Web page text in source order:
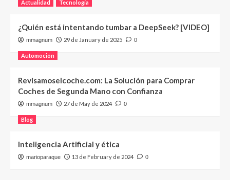
Actualidad Tecnología
¿Quién está intentando tumbar a DeepSeek? [VIDEO]
mmagnum 29 de January de 2025 0
Automoción
Revisamoselcoche.com: La Solución para Comprar
Coches de Segunda Mano con Confianza
mmagnum 27 de May de 2024 0
Blog
Inteligencia Artificial y ética
marioparaque 13 de February de 2024 0